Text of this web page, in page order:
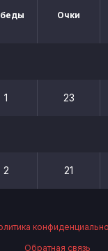
Очки
1 23
2 21
Обратная связь